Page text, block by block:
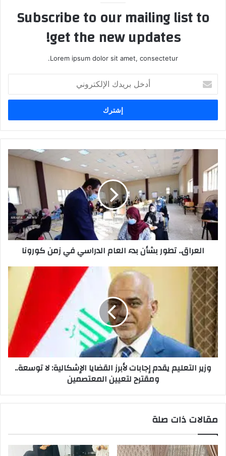
Subscribe to our mailing list to
get the new updates!
Lorem ipsum dolor sit amet, consectetur.
بريدك
الإلكتروني
تطور
بشأن
بدء
العام
الدراسي
في
زمن
كورونا
العراق.. تطور بشأن بدء العام الدراسي في زمن كورونا
وزير
التعليم
يقدم
إجابات
لأبرز
القضايا
الإشكالية:
لا
توسعة..
ومقترح
وزير التعليم يقدم إجابات لأبرز القضايا الإشكالية: لا توسعة..
ومقترح لتعيين المعتصمين
مقالات ذات صلة